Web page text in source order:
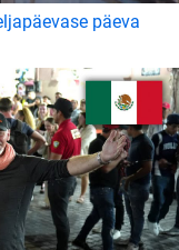
päeva